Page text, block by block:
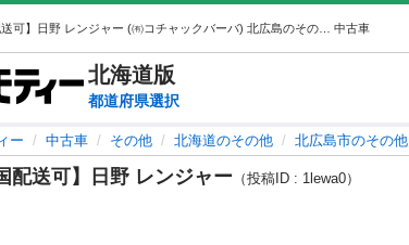
中古車
北海道版
都道府県選択
ー 中古車 その他 北海道のその他 北広島市のその他
配送可】日野 レンジャー （投稿ID : 1lewa0）